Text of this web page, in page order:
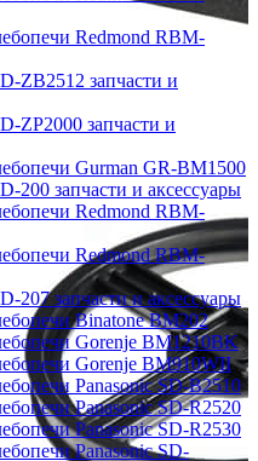
Redmond RBM-
ZB2512 запчасти и
ZP2000 запчасти и
Gurman GR-BM1500
200 запчасти и аксессуары
Redmond RBM-
Redmond RBM-
207 запчасти и аксессуары
Binatone BM202
Gorenje BM1210BK
Gorenje BM910WII
Panasonic SD-B2510
Panasonic SD-R2520
Panasonic SD-R2530
Panasonic SD-